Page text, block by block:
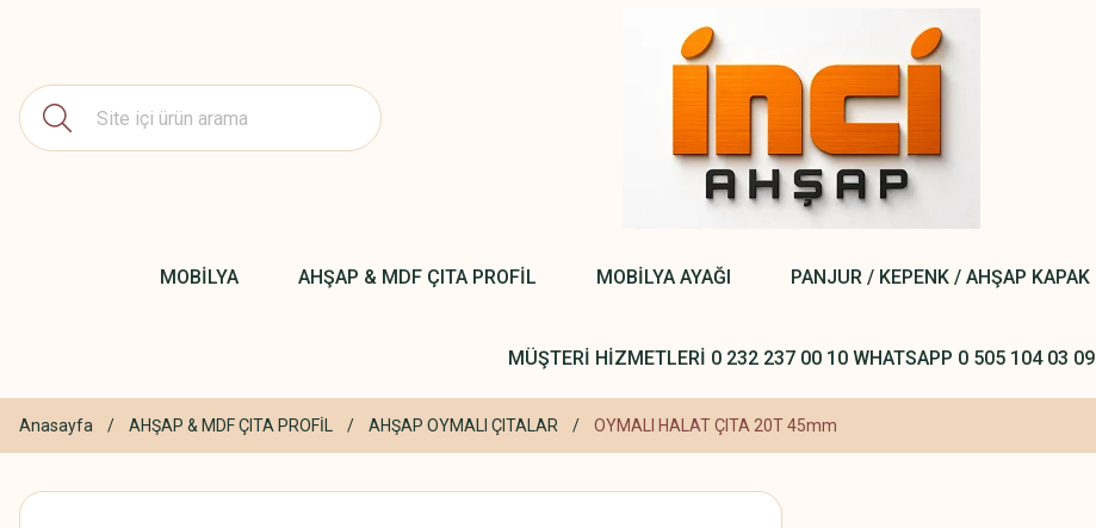
MOBİLYA AHŞAP & MDF ÇITA PROFİL MOBİLYA AYAĞI PANJUR / KEPENK / AHŞAP KAPAK
MÜŞTERİ HİZMETLERİ 0 232 237 00 10 WHATSAPP 0 505 104 03 09
Anasayfa AHŞAP & MDF ÇITA PROFİL AHŞAP OYMALI ÇITALAR OYMALI HALAT ÇITA 20T 45mm